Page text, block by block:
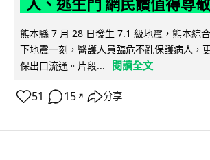
人、逃生門 網民讚值得尊敬
熊本縣 7 月 28 日發生 7.1 級地震，熊本綜
下地震一刻，醫護人員臨危不亂保護病人，
保出口流通。片段...
閱讀全文
51 15 ↗ 分享